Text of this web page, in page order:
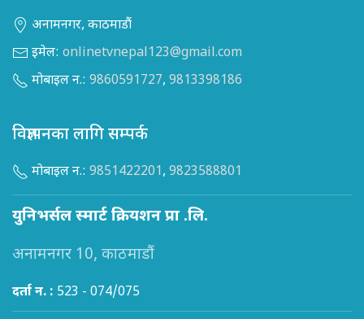
अनामनगर, काठमाडौं
इमेल: onlinetvnepal123@gmail.com
मोबाइल न.: 9860591727, 9813398186
विज्ञापनका लागि सम्पर्क
मोबाइल न.: 9851422201, 9823588801
युनिभर्सल स्मार्ट क्रियशन प्रा .लि.
अनामनगर 10, काठमाडौं
दर्ता न. : 523 - 074/075